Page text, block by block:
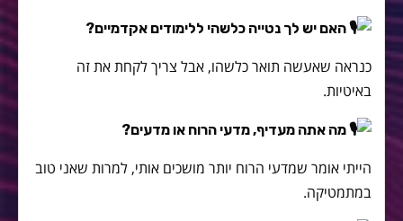
האם יש לך נטייה כלשהי ללימודים אקדמיים?
כנראה שאעשה תואר כלשהו, אבל צריך לקחת את זה
באיטיות.
מה אתה מעדיף, מדעי הרוח או מדעים?
הייתי אומר שמדעי הרוח יותר מושכים אותי, למרות שאני טוב
במתמטיקה.